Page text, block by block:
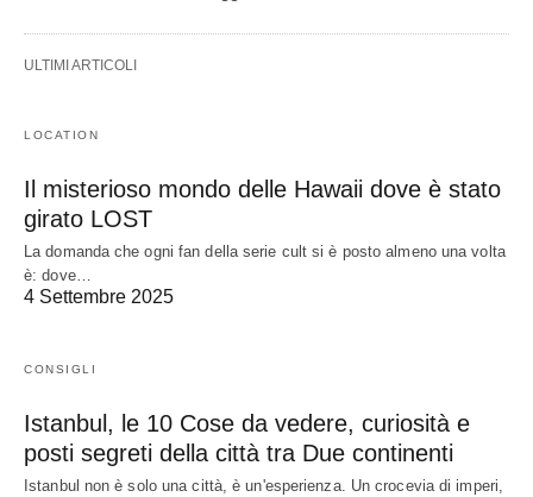
ULTIMI ARTICOLI
LOCATION
Il misterioso mondo delle Hawaii dove è stato
girato LOST
La domanda che ogni fan della serie cult si è posto almeno una volta
è: dove…
4 Settembre 2025
CONSIGLI
Istanbul, le 10 Cose da vedere, curiosità e
posti segreti della città tra Due continenti
Istanbul non è solo una città, è un'esperienza. Un crocevia di imperi,